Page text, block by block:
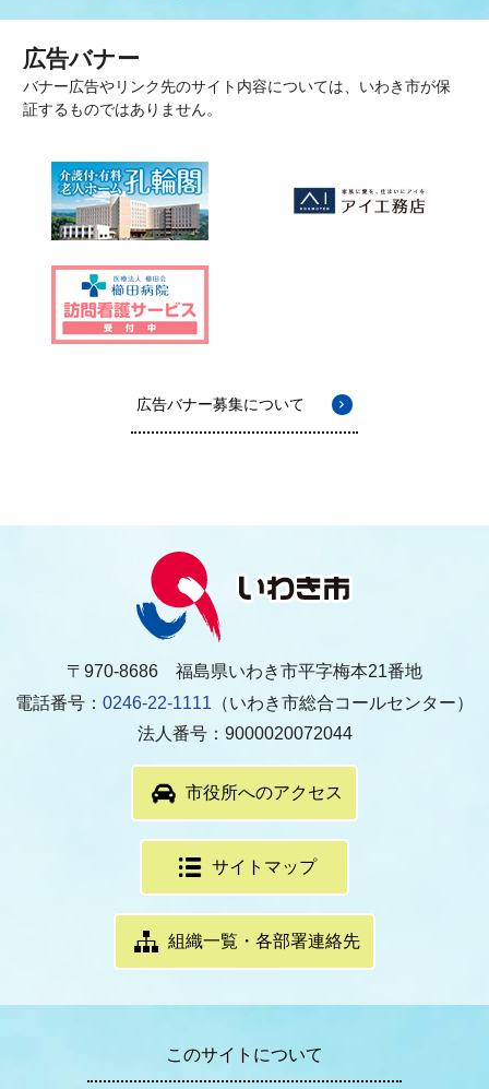
広告バナー
バナー広告やリンク先のサイト内容については、いわき市が保
証するものではありません。
広告バナー募集について
〒970-8686 福島県いわき市平字梅本21番地
電話番号： 0246-22-1111 （いわき市総合コールセンター）
法人番号：9000020072044
市役所へのアクセス
サイトマップ
組織一覧・各部署連絡先
このサイトについて